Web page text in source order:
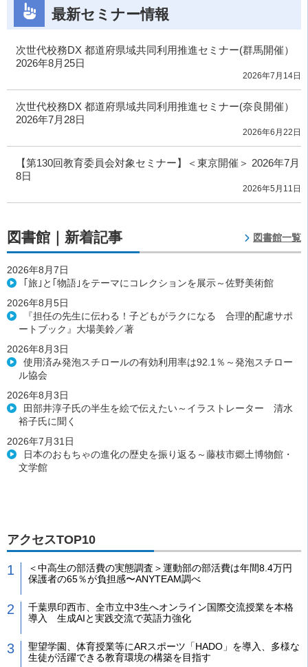
最新セミナー情報
次世代校務DX 都道府県域共同利用推進セミナー(群馬開催）
2026年8月25日
2026年7月14日
次世代校務DX 都道府県域共同利用推進セミナー(奈良開催）
2026年7月28日
2026年6月22日
【第130回教育委員会対象セミナー】＜東京開催＞ 2026年7月
8日
2026年5月11日
図書館｜新着記事 図書館一覧
2026年8月7日
｢旅｣と｢物語｣をテーマにコレクションを展示～佐野美術館
2026年8月5日
『担任の先生に伝わる！子どもがラクになる 合理的配慮サポ
ートブック』大場美鈴／著
2026年8月3日
使用済み発泡スチロールの有効利用率は92.1％～発泡スチロー
ル協会
2026年8月3日
田部井淳子氏の半生を絵で伝えたい～イラストレーター 清水
裕子氏に聞く
2026年7月31日
日本のおもちゃの進化の歴史を振り返る～藤枝市郷土博物館・
文学館
アクセスTOP10
＜中高生の部活費の実態調査＞運動部の部活費は年間8.4万円
保護者の65％が負担感〜ANYTEAM調べ
千葉県印西市、全市立中3生へオンライン国際交流授業を本格
導入 生成AIと実践交流で英語力強化
聖望学園、体育授業等にARスポーツ「HADO」を導入、多様な
生徒が活躍できる教育環境の構築を目指す